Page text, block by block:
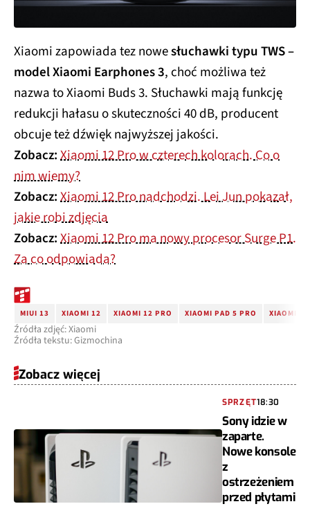
Xiaomi zapowiada tez nowesłuchawki typu TWS –
model Xiaomi Earphones 3, choć możliwa też
nazwa to Xiaomi Buds 3. Słuchawki mają funkcję
redukcji hałasu o skuteczności 40 dB, producent
obcuje też dźwięk najwyższej jakości.
Zobacz:Xiaomi 12 Pro w czterech kolorach. Co o
nim wiemy?
Zobacz:Xiaomi 12 Pro nadchodzi. Lei Jun pokazał,
jakie robi zdjęcia
Zobacz:Xiaomi 12 Pro ma nowy procesor Surge P1.
Za co odpowiada?
MIUI 13 XIAOMI 12 XIAOMI 12 PRO XIAOMI PAD 5 PRO XIAOMI
Źródła zdjęć: Xiaomi
Źródła tekstu: Gizmochina
Zobacz więcej
SPRZĘT18:30
Sony idzie w
zaparte.
Nowe konsole
z
ostrzeżeniem
przed płytami